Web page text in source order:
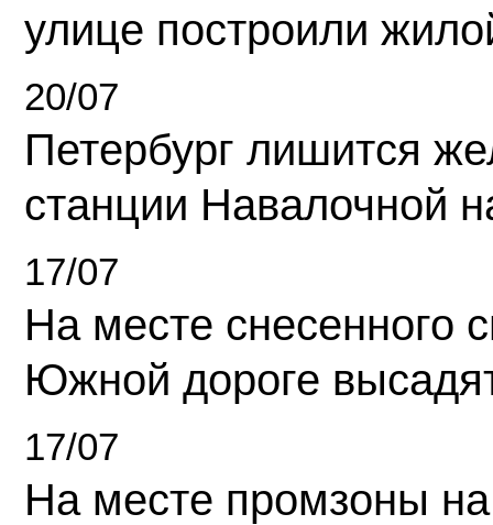
улице построили
20/07
Петербург лишится
станции Навалочной
17/07
На месте снесенного
Южной дороге
17/07
На месте промзоны